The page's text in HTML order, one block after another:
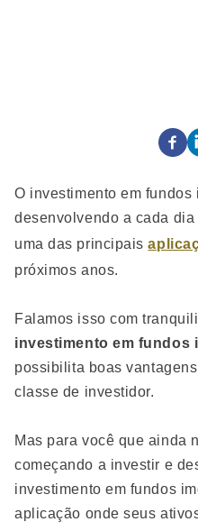
O investimento em
desenvolvendo a cada
uma das principais
próximos anos.
Falamos isso com
investimento em fundos
possibilita boas
classe de investidor.
Mas para você que ainda
começando a investir e
investimento em fundos
aplicação onde seus